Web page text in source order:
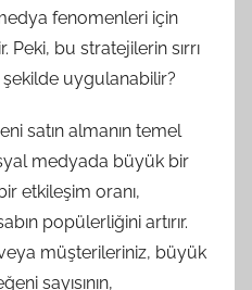
fenomenleri için
bu stratejilerin sırrı
şekilde uygulanabilir?
satın almanın temel
medyada büyük bir
etkileşim oranı,
popülerliğini artırır.
müşterileriniz, büyük
sayısının,